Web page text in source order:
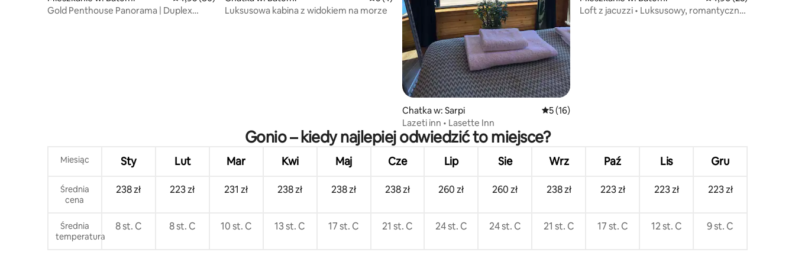
Gold Penthouse Panorama | Duplex
Luksusowa kabina z widokiem na morze
Chatka w: Sarpi Średnia ocena: 5 na 5, liczba recenzji: 16
5 (16)
Lazeti inn • Lasette Inn
Loft z jacuzzi • Luksusowy, romantyczny
Gonio – kiedy najlepiej odwiedzić to miejsce?
Miesiąc Sty Lut Mar Kwi Maj Cze Lip Sie Wrz Paź Lis Gru
Średnia
cena
238 zł 223 zł 231 zł 238 zł 238 zł 238 zł 260 zł 260 zł 238 zł 223 zł 223 zł 223 zł
Średnia
temperatura
8 st. C 8 st. C 10 st. C 13 st. C 17 st. C 21 st. C 24 st. C 24 st. C 21 st. C 17 st. C 12 st. C 9 st. C